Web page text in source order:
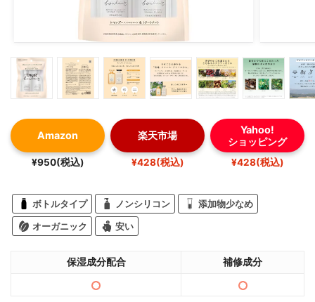
Amazon
¥950(税込)
楽天市場
¥428(税込)
Yahoo!
ショッピング
¥428(税込)
ボトルタイプ ノンシリコン 添加物少なめ
オーガニック 安い
保湿成分配合 補修成分